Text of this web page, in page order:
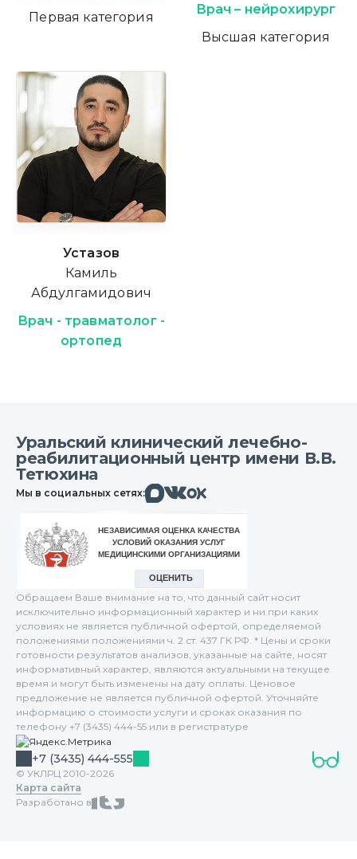
Первая категория
Врач – нейрохирург
Высшая категория
Устазов
Камиль
Абдулгамидович
Врач - травматолог -
ортопед
Уральский клинический лечебно-
реабилитационный центр имени В.В.
Тетюхина
Мы в социальных сетях:МаксВконтактеОдноклассники
Обращаем Ваше внимание на то, что данный сайт носит
исключительно информационный характер и ни при каких
условиях не является публичной офертой, определяемой
положениями положениями ч. 2 ст. 437 ГК РФ. * Цены и сроки
готовности результатов анализов, указанные на сайте, носят
информативный характер, являются актуальными на текущее
время и могут быть изменены на дату оплаты. Ценовое
предложение не является публичной офертой. Уточняйте
информацию о стоимости услуги и сроках оказания по
телефону +7 (3435) 444-55 или в регистратуре
+7 (3435) 444-555
© УКЛРЦ 2010-2026
Карта сайта
Разработано в